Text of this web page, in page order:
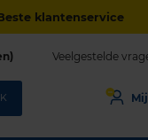
klantenservice
Veelgestelde